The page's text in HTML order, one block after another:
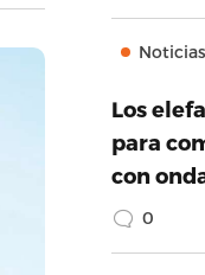
Noticias
Los
para
con
0